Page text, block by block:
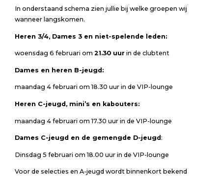
In onderstaand schema zien jullie bij welke groepen wij
wanneer langskomen.
Heren 3/4, Dames 3 en niet-spelende leden:
woensdag 6 februari om 21.30 uur in de clubtent
Dames en heren B-jeugd:
maandag 4 februari om 18.30 uur in de VIP-lounge
Heren C-jeugd, mini’s en kabouters:
maandag 4 februari om 17.30 uur in de VIP-lounge
Dames C-jeugd en de gemengde D-jeugd :
Dinsdag 5 februari om 18.00 uur in de VIP-lounge
Voor de selecties en A-jeugd wordt binnenkort bekend